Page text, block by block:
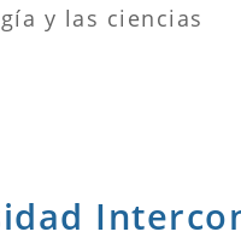
y las ciencias